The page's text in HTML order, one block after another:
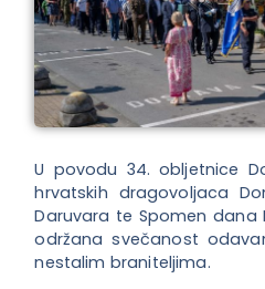
U povodu 34. obljetnice
hrvatskih dragovoljaca
Daruvara te Spomen dana
održana svečanost
nestalim braniteljima.